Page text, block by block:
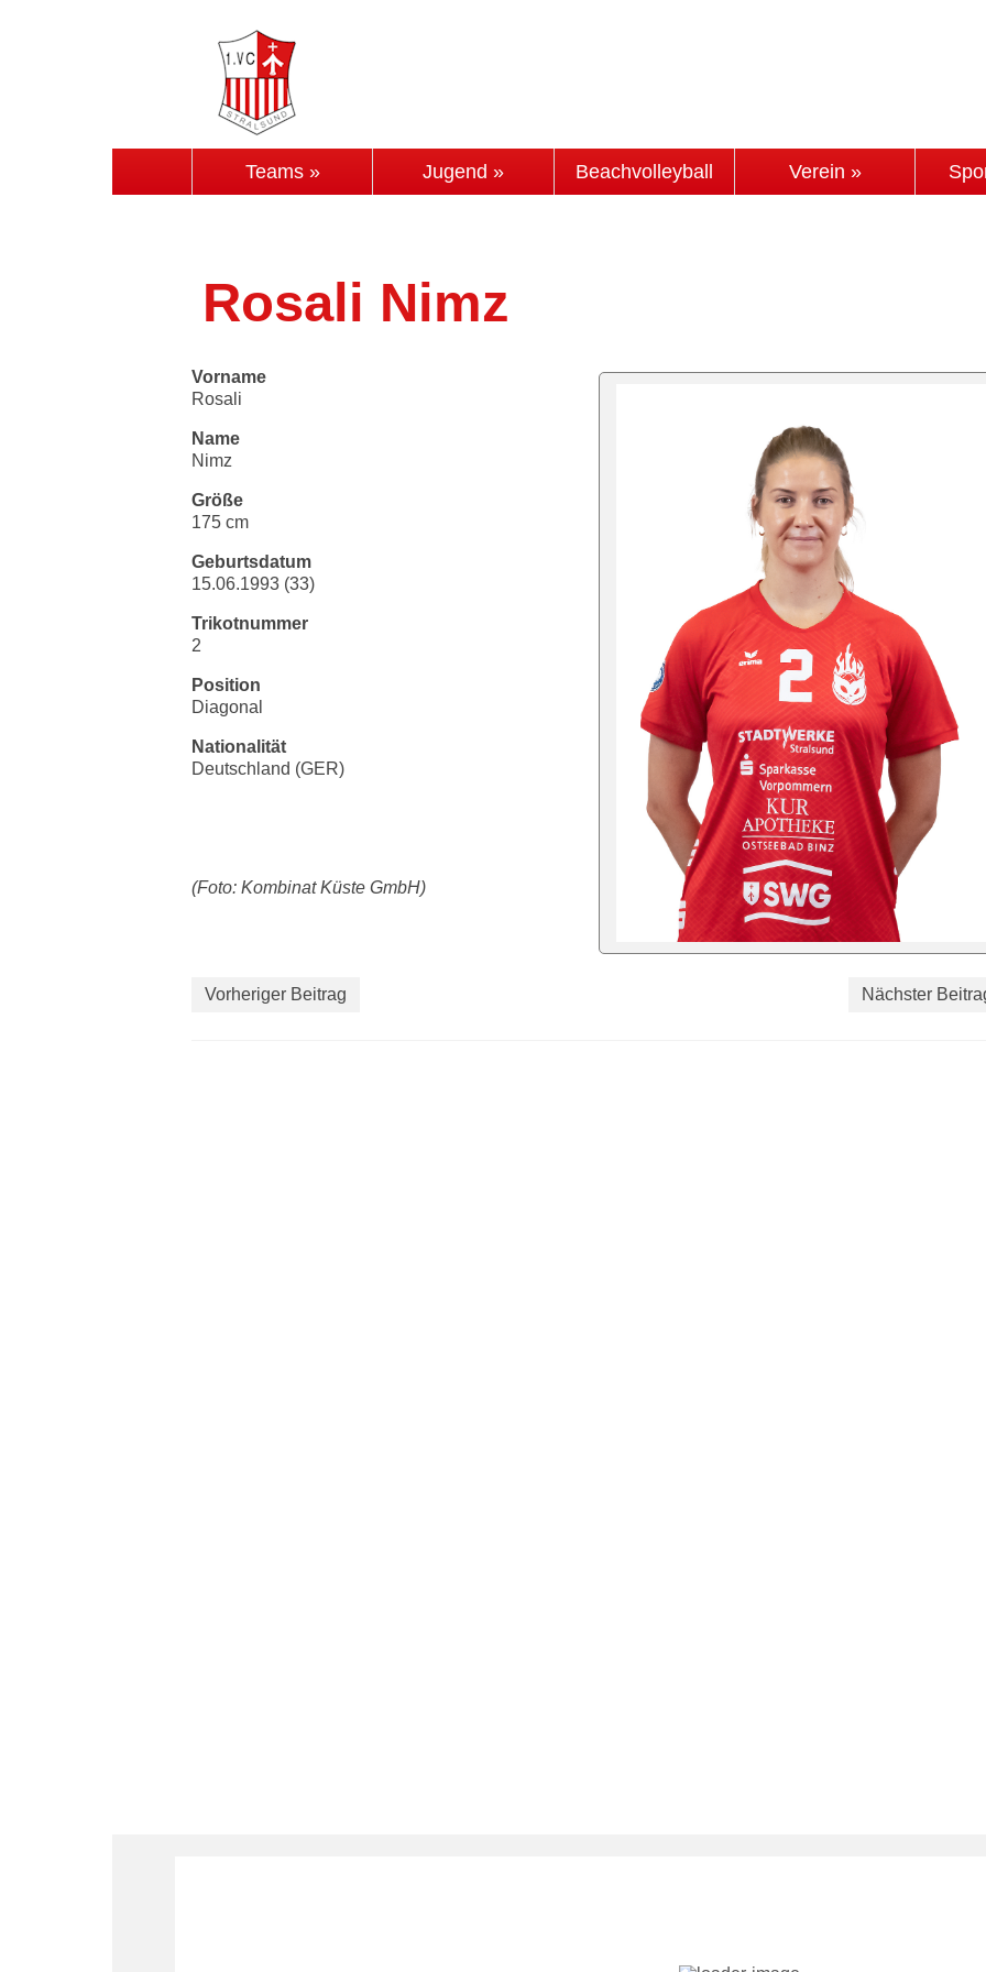
Teams » Jugend » Beachvolleyball Verein »
Rosali Nimz
Vorname
Rosali
Name
Nimz
Größe
175 cm
Geburtsdatum
15.06.1993 (33)
Trikotnummer
2
Position
Diagonal
Nationalität
Deutschland (GER)
(Foto: Kombinat Küste GmbH)
Vorheriger Beitrag Nächster